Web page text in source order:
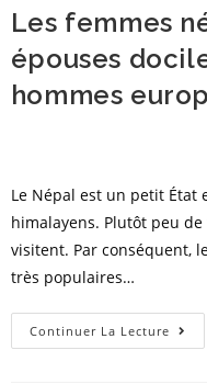
Les femmes
épouses
hommes
Le Népal est un petit État
himalayens. Plutôt peu de
visitent. Par conséquent,
très populaires…
Continuer La Lecture